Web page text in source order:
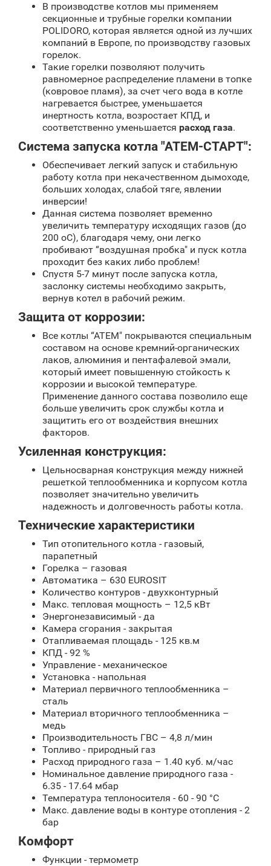
В производстве котлов мы применяем
секционные и трубные горелки компании
POLIDORO, которая является одной из лучших
компаний в Европе, по производству газовых
горелок.
Такие горелки позволяют получить
равномерное распределение пламени в топке
(ковровое пламя), за счет чего вода в котле
нагревается быстрее, уменьшается
инертность котла, возростает КПД, и
соответственно уменьшается расход газа.
Система запуска котла "АТЕМ-СТАРТ":
Обеспечивает легкий запуск и стабильную
работу котла при некачественном дымоходе,
больших холодах, слабой тяге, явлении
инверсии!
Данная система позволяет временно
увеличить температуру исходящих газов (до
200 oС), благодаря чему, они легко
пробивают “воздушная пробка" и пуск котла
проходит без каких либо проблем!
Спустя 5-7 минут после запуска котла,
заслонку системы необходимо закрыть,
вернув котел в рабочий режим.
Защита от коррозии:
Все котлы “АТЕМ" покрываются специальным
составом на основе кремний-органических
лаков, алюминия и пентафалевой эмали,
который имеет повышенную стойкость к
коррозии и высокой температуре.
Применение данного состава позволило еще
больше увеличить срок службы котла и
защитить его от воздействия внешних
факторов.
Усиленная конструкция:
Цельносварная конструкция между нижней
решеткой теплообменника и корпусом котла
позволяет значительно увеличить
надежность и долговечность работы котла.
Технические характеристики
Тип отопительного котла - газовый,
парапетный
Горелка – газовая
Автоматика – 630 EUROSIT
Количество контуров - двухконтурный
Макс. тепловая мощность – 12,5 кВт
Энергонезависимый - да
Камера сгорания - закрытая
Отапливаемая площадь - 125 кв.м
КПД - 92 %
Управление - механическое
Установка - напольная
Материал первичного теплообменника –
сталь
Материал вторичного теплообменника –
медь
Производительность ГВС – 4,8 л/мин
Топливо - природный газ
Расход природного газа – 1.40 куб. м/час
Номинальное давление природного газа -
6.35 - 17.64 мбар
Температура теплоносителя - 60 - 90 °С
Макс. давление воды в контуре отопления - 2
бар
Комфорт
Функции - термометр